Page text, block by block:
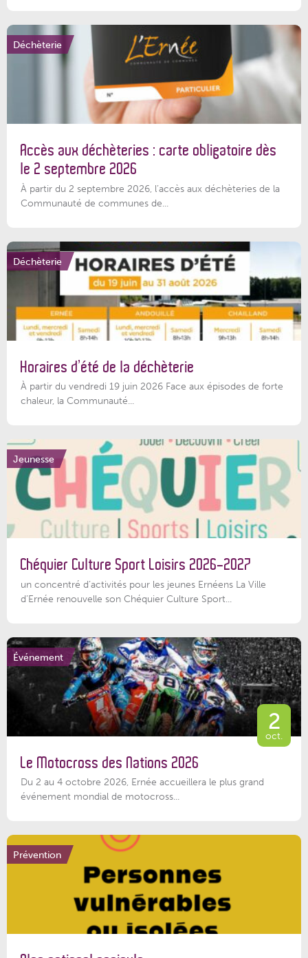
Déchèterie
Accès aux déchèteries : carte obligatoire dès
le 2 septembre 2026
À partir du 2 septembre 2026, l’accès aux déchèteries de la
Communauté de communes de...
Déchèterie
Horaires d’été de la déchèterie
À partir du vendredi 19 juin 2026 Face aux épisodes de forte
chaleur, la Communauté...
Jeunesse
Chéquier Culture Sport Loisirs 2026-2027
un concentré d’activités pour les jeunes Ernéens La Ville
d’Ernée renouvelle son Chéquier Culture Sport...
Événement
2
oct.
Le Motocross des Nations 2026
Du 2 au 4 octobre 2026, Ernée accueillera le plus grand
événement mondial de motocross...
Prévention